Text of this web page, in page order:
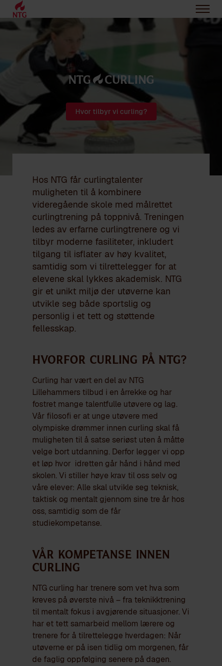
NTG3CURLING
Hvor tilbyr vi curling?
Hos NTG får curlingtalenter
muligheten til å kombinere
videregående skole med målrettet
curlingtrening på toppnivå. Treningen
ledes av erfarne curlingtrenere og vi
tilbyr moderne fasiliteter, inkludert
tilgang til isflater av høy kvalitet,
samtidig som vi tilrettelegger for at
elevene skal lykkes akademisk. NTG
gir et unikt miljø der utøverne kan
utvikle seg både sportslig og
personlig i et tett og støttende
fellesskap.
Hvorfor curling på NTG?
Curling har vært en del av NTG
Lillehammers tilbud i en årrekke og har
fostret mange talentfulle utøvere og lag.
Vår filosofi er at unge utøvere med
olympiske drømmer innen curling skal få
muligheten til å satse seriøst uten å måtte
velge bort utdanning. Derfor legger vi opp
et løp hvor idretten går hånd i hånd med
skolen. Vi stiller høye krav til oss selv og
våre elever: Alle skal utvikle seg teknisk,
taktisk og mentalt gjennom sine tre år hos
oss, samtidig som de får
studiekompetanse.
Vår kompetanse innen
curling
NTG curling har trenere som vet hva som
kreves på øverste nivå – fra teknikktrening
til mentalt fokus i avgjørende situasjoner. Vi
har et tett samarbeid mellom lærere og
trenere for å tilrettelegge hverdagen: Når
utøverne er på isen tidlig om morgenen, får
de faglig oppfølging senere på dagen.